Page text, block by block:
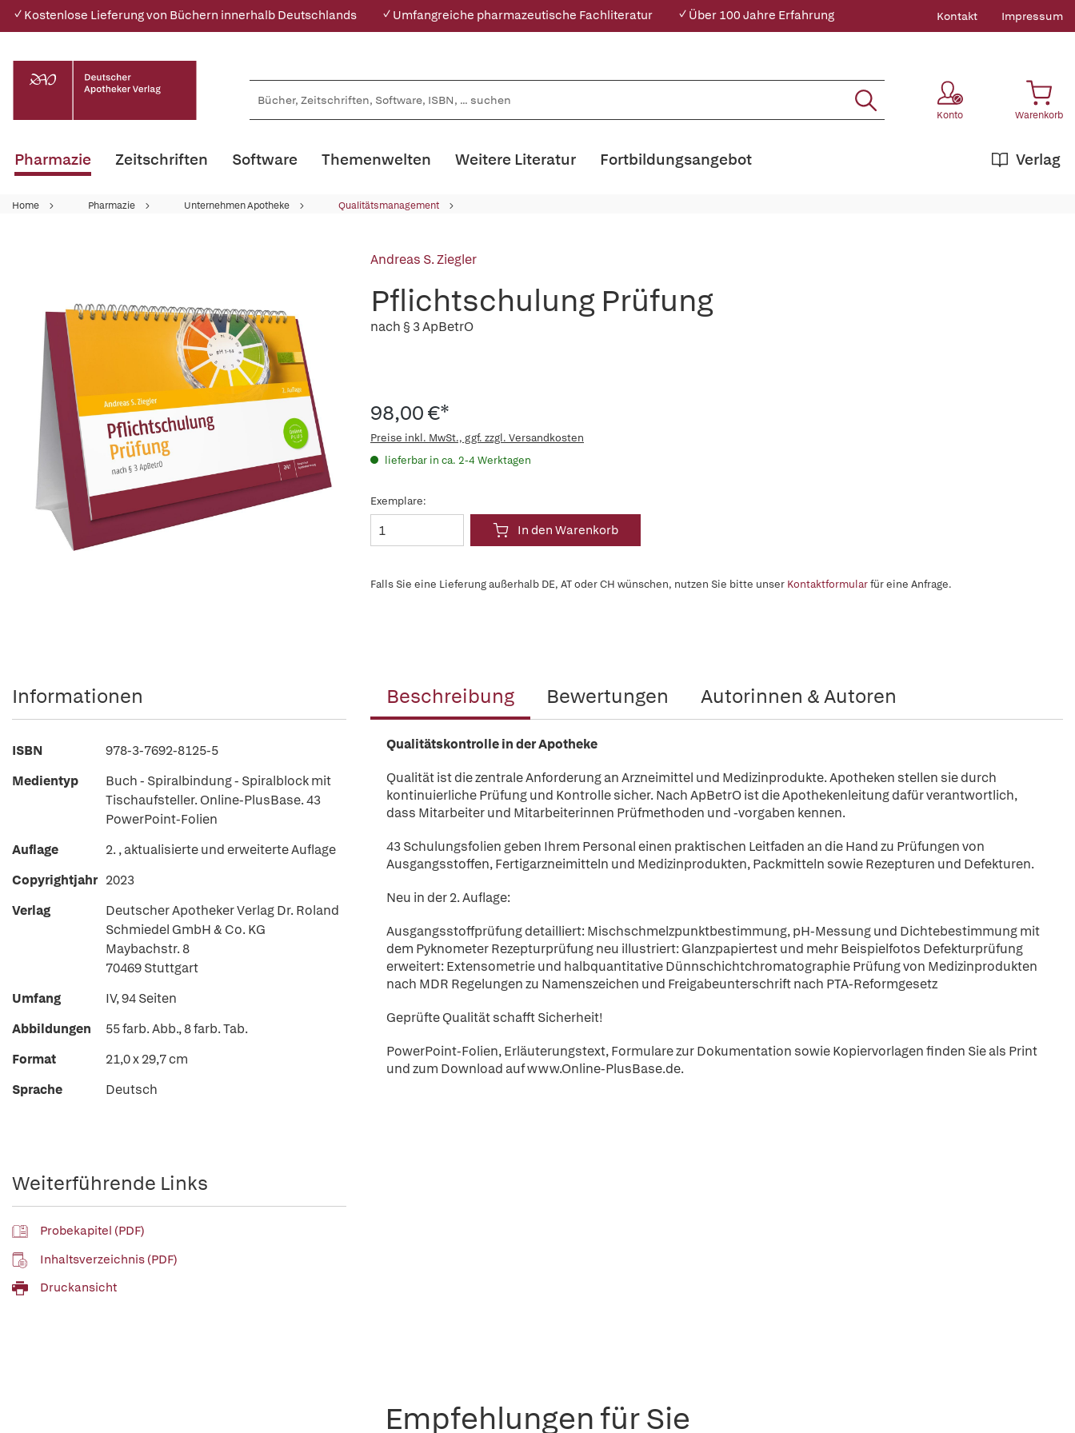
✓ Kostenlose Lieferung von Büchern innerhalb Deutschlands ✓ Umfangreiche pharmazeutische Fachliteratur ✓ Über 100 Jahre Erfahrung Kontakt Impressum
Konto Warenkorb
Pharmazie Zeitschriften Software Themenwelten Weitere Literatur Verlag
Fortbildungsangebot
Home Pharmazie Unternehmen Apotheke Qualitätsmanagement
Andreas S. Ziegler
Pflichtschulung Prüfung
nach § 3 ApBetrO
98,00 €*
Preise inkl. MwSt., ggf. zzgl. Versandkosten
lieferbar in ca. 2-4 Werktagen
Exemplare:
In den Warenkorb
Falls Sie eine Lieferung außerhalb DE, AT oder CH wünschen, nutzen Sie bitte unser Kontaktformularfür eine Anfrage.
Beschreibung Bewertungen Autorinnen & Autoren
Qualitätskontrolle in der Apotheke
Qualität ist die zentrale Anforderung an Arzneimittel und Medizinprodukte. Apotheken stellen sie durch
kontinuierliche Prüfung und Kontrolle sicher. Nach ApBetrO ist die Apothekenleitung dafür verantwortlich,
dass Mitarbeiter und Mitarbeiterinnen Prüfmethoden und -vorgaben kennen.
43 Schulungsfolien geben Ihrem Personal einen praktischen Leitfaden an die Hand zu Prüfungen von
Ausgangsstoffen, Fertigarzneimitteln und Medizinprodukten, Packmitteln sowie Rezepturen und Defekturen.
Neu in der 2. Auflage:
Ausgangsstoffprüfung detailliert: Mischschmelzpunktbestimmung, pH-Messung und Dichtebestimmung mit
dem Pyknometer Rezepturprüfung neu illustriert: Glanzpapiertest und mehr Beispielfotos Defekturprüfung
erweitert: Extensometrie und halbquantitative Dünnschichtchromatographie Prüfung von Medizinprodukten
nach MDR Regelungen zu Namenszeichen und Freigabeunterschrift nach PTA-Reformgesetz
Geprüfte Qualität schafft Sicherheit!
PowerPoint-Folien, Erläuterungstext, Formulare zur Dokumentation sowie Kopiervorlagen finden Sie als Print
und zum Download auf www.Online-PlusBase.de.
Informationen
ISBN
978-3-7692-8125-5
Medientyp
Buch - Spiralbindung - Spiralblock mit
Tischaufsteller. Online-PlusBase. 43
PowerPoint-Folien
Auflage
2. , aktualisierte und erweiterte Auflage
Copyrightjahr 2023
Verlag
Deutscher Apotheker Verlag Dr. Roland
Schmiedel GmbH & Co. KG
Maybachstr. 8
70469 Stuttgart
Umfang
IV, 94 Seiten
Abbildungen
55 farb. Abb., 8 farb. Tab.
Format
21,0 x 29,7 cm
Sprache
Deutsch
Weiterführende Links
Probekapitel (PDF)
Inhaltsverzeichnis (PDF)
Druckansicht
Empfehlungen für Sie